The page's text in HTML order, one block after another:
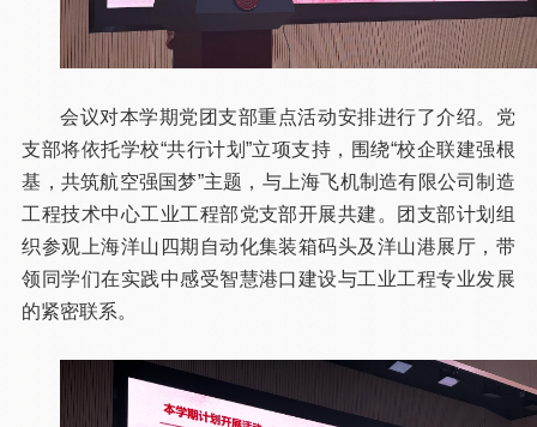
会议对本学期党团支部重点活动安排进行了介绍。党
支部将依托学校“共行计划”立项支持，围绕“校企联建强根
基，共筑航空强国梦”主题，与上海飞机制造有限公司制造
工程技术中心工业工程部党支部开展共建。团支部计划组
织参观上海洋山四期自动化集装箱码头及洋山港展厅，带
领同学们在实践中感受智慧港口建设与工业工程专业发展
的紧密联系。